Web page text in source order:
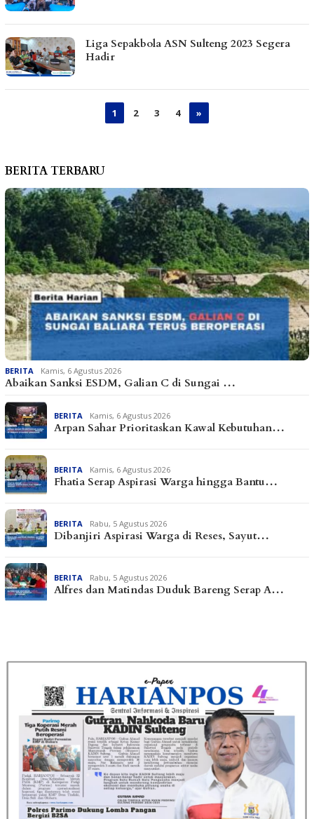
Liga Sepakbola ASN Sulteng 2023 Segera
Hadir
1 2 3 4 »
BERITA TERBARU
BERITA Kamis, 6 Agustus 2026
Abaikan Sanksi ESDM, Galian C di Sungai …
BERITA Kamis, 6 Agustus 2026
Arpan Sahar Prioritaskan Kawal Kebutuhan…
BERITA Kamis, 6 Agustus 2026
Fhatia Serap Aspirasi Warga hingga Bantu…
BERITA Rabu, 5 Agustus 2026
Dibanjiri Aspirasi Warga di Reses, Sayut…
BERITA Rabu, 5 Agustus 2026
Alfres dan Matindas Duduk Bareng Serap A…